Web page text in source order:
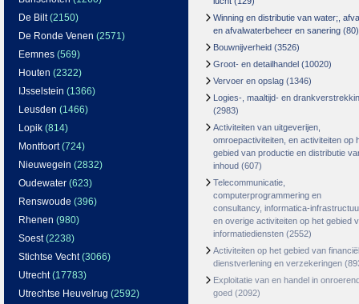
De Bilt(2150)
De Ronde Venen (2571)
Eemnes (569)
Houten (2322)
IJsselstein (1366)
Leusden (1466)
Lopik (814)
Montfoort(724)
Nieuwegein (2832)
Oudewater (623)
Renswoude (396)
Rhenen (980)
Soest(2238)
Stichtse Vecht(3066)
Utrecht(17783)
Utrechtse Heuvelrug (2592)
Winning en distributie van water;,
en afvalwaterbeheer en sanering (80)
Bouwnijverheid (3526)
Groot- en detailhandel (10020)
Vervoer en opslag (1346)
Logies-, maaltijd- en
(2983)
Activiteiten van uitgeverijen,
omroepactiviteiten, en activiteiten op
gebied van productie en distributie
inhoud (607)
Telecommunicatie,
computerprogrammering en
consultancy, informatica-
en overige activiteiten op het gebied
informatiediensten (2552)
Activiteiten op het gebied van
dienstverlening en verzekeringen
Exploitatie van en handel in
goed (2092)